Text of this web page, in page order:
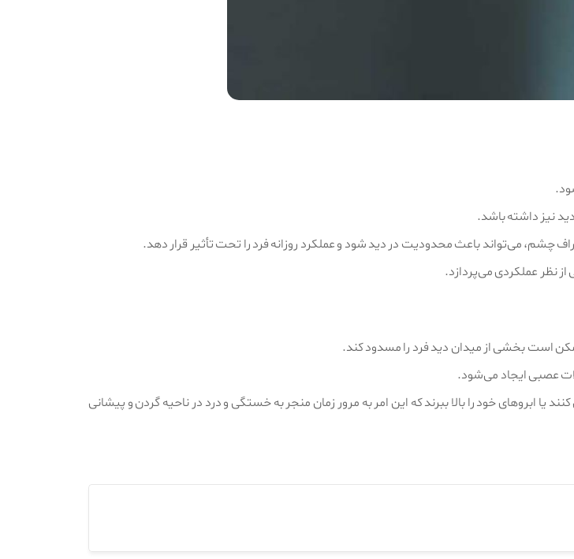
نیز داشته باشد.
می‌تواند باعث محدودیت در دید شود و عملکرد روزانه فرد را تحت تأثیر قرار دهد.
از نظر عملکردی می‌پردازد.
است بخشی از میدان دید فرد را مسدود کند.
عصبی ایجاد می‌شود.
یا ابروهای خود را بالا ببرند که این امر به مرور زمان منجر به خستگی و درد در ناحیه گردن و پیشانی